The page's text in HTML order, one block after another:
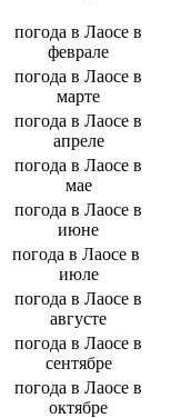
погода в Лаосе в
феврале
погода в Лаосе в
марте
погода в Лаосе в
апреле
погода в Лаосе в
мае
погода в Лаосе в
июне
погода в Лаосе в
июле
погода в Лаосе в
августе
погода в Лаосе в
сентябре
погода в Лаосе в
октябре